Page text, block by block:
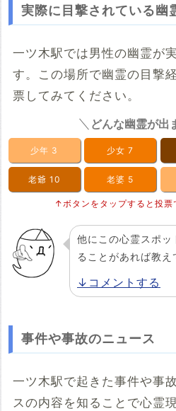
実際に目撃されている幽
一ツ木駅では男性の幽霊が
す。この場所で幽霊の目撃
票してみてください。
どんな幽霊が出
少年 3 少女 7
老爺 10 老婆 5
↑ボタンをタップすると投票
他にこの心霊スポ
ることがあれば教え
↓コメントする
事件や事故のニュース
一ツ木駅で起きた事件や事
スの内容を知ることで心霊